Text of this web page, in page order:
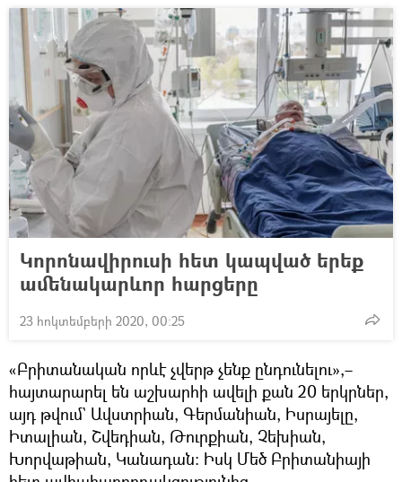
Կորոնավիրուսի հետ կապված երեք
ամենակարևոր հարցերը
23 հոկտեմբերի 2020, 00:25
«Բրիտանական որևէ չվերթ չենք ընդունելու»,–
հայտարարել են աշխարհի ավելի քան 20 երկրներ,
այդ թվում` Ավստրիան, Գերմանիան, Իսրայելը,
Իտալիան, Շվեդիան, Թուրքիան, Չեխիան,
Խորվաթիան, Կանադան։ Իսկ Մեծ Բրիտանիայի